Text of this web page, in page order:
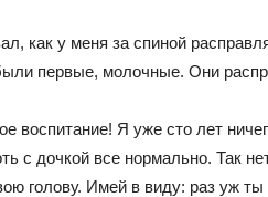
как у меня за спиной
первые, молочные. Они
воспитание! Я уже сто лет
с дочкой все нормально. Так
голову. Имей в виду: раз уж